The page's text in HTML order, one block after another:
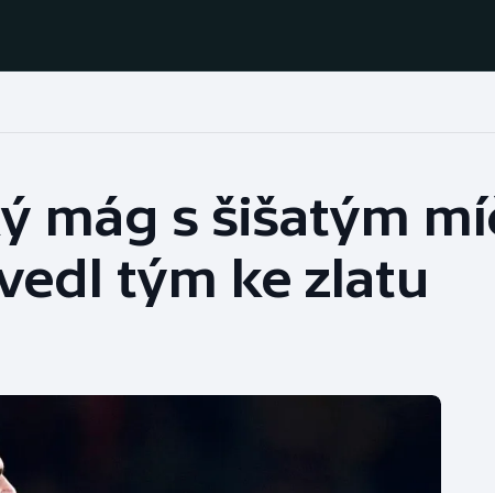
Jezdectví
Judo
Lezení
Rychlobruslení
Rychlostní
kanoistika
Sportovní střelba
mág s šišatým
tým ke zlatu